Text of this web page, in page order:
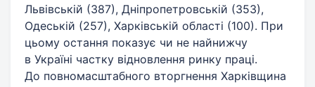
Львівській (387), Дніпропетровській (353),
Одеській (257), Харківській області (100). При
цьому остання показує чи не найнижчу
в Україні частку відновлення ринку праці.
До повномасштабного вторгнення Харківщина